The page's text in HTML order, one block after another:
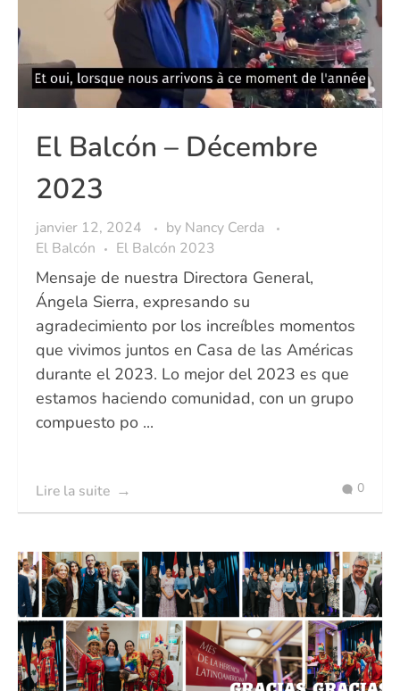
El Balcón – Décembre
2023
janvier 12, 2024 by Nancy Cerda
El Balcón
El Balcón 2023
Mensaje de nuestra Directora General,
Ángela Sierra, expresando su
agradecimiento por los increíbles momentos
que vivimos juntos en Casa de las Américas
durante el 2023. Lo mejor del 2023 es que
estamos haciendo comunidad, con un grupo
compuesto po ...
Lire la suite 0